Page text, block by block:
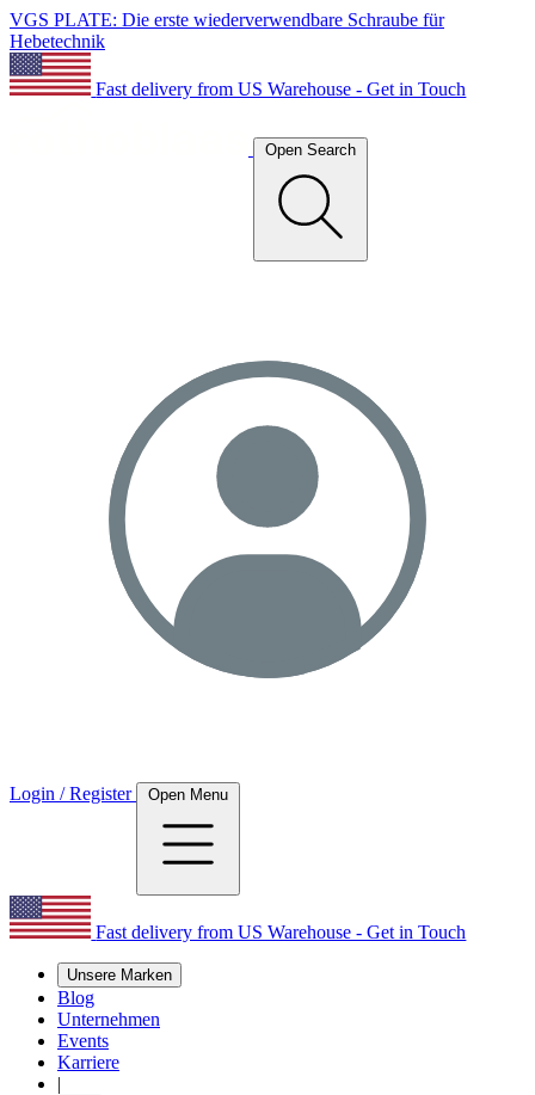
VGS PLATE: Die erste wiederverwendbare Schraube für
Hebetechnik
Fast delivery from US Warehouse - Get in Touch
Open Search
Login / Register Open Menu
Fast delivery from US Warehouse - Get in Touch
Unsere Marken
Blog
Unternehmen
Events
Karriere
|